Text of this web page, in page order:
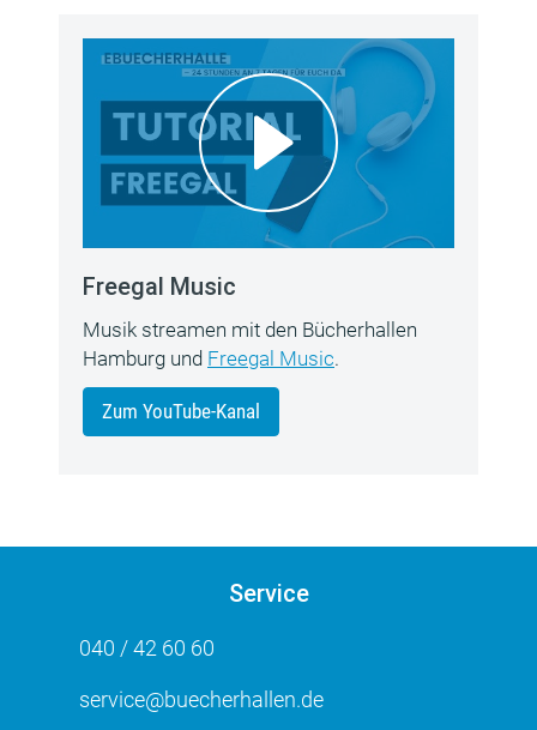
Freegal Music
Musik streamen mit den Bücherhallen
Hamburg und Freegal Music.
Zum YouTube-Kanal
Service
040 / 42 60 60
service@buecherhallen.de